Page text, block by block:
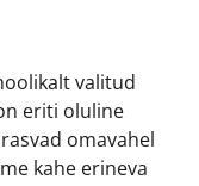
valitud
eriti oluline
omavahel
kahe erineva